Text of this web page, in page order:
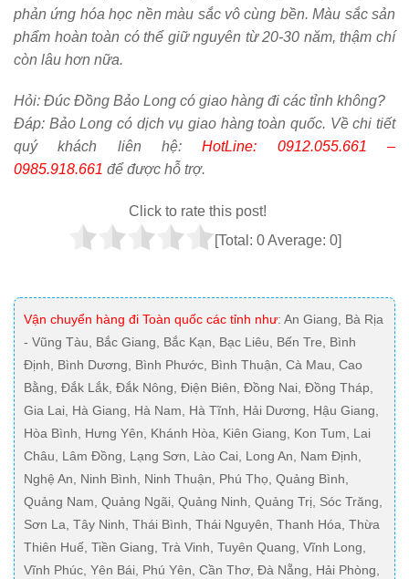
phản ứng hóa học nền màu sắc vô cùng bền. Màu sắc sản
phẩm hoàn toàn có thể giữ nguyên từ 20-30 năm, thậm chí
còn lâu hơn nữa.
Hỏi: Đúc Đồng Bảo Long có giao hàng đi các tỉnh không?
Đáp: Bảo Long có dịch vụ giao hàng toàn quốc. Về chi tiết
quý khách liên hệ:
HotLine: 0912.055.661 –
0985.918.661 để được hỗ trợ.
Click to rate this post!
[Total: 0Average: 0]
Vận chuyển hàng đi Toàn quốc các tỉnh như: An Giang, Bà Rịa
- Vũng Tàu, Bắc Giang, Bắc Kạn, Bạc Liêu, Bến Tre, Bình
Định, Bình Dương, Bình Phước, Bình Thuận, Cà Mau, Cao
Bằng, Đắk Lắk, Đắk Nông, Điện Biên, Đồng Nai, Đồng Tháp,
Gia Lai, Hà Giang, Hà Nam, Hà Tĩnh, Hải Dương, Hậu Giang,
Hòa Bình, Hưng Yên, Khánh Hòa, Kiên Giang, Kon Tum, Lai
Châu, Lâm Đồng, Lạng Sơn, Lào Cai, Long An, Nam Định,
Nghệ An, Ninh Bình, Ninh Thuận, Phú Thọ, Quảng Bình,
Quảng Nam, Quảng Ngãi, Quảng Ninh, Quảng Trị, Sóc Trăng,
Sơn La, Tây Ninh, Thái Bình, Thái Nguyên, Thanh Hóa, Thừa
Thiên Huế, Tiền Giang, Trà Vinh, Tuyên Quang, Vĩnh Long,
Vĩnh Phúc, Yên Bái, Phú Yên, Cần Thơ, Đà Nẵng, Hải Phòng,